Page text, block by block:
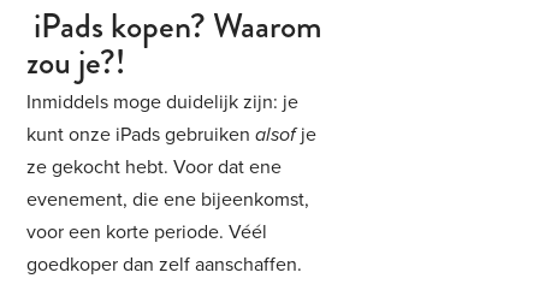
iPads kopen? Waarom
zou je?!
Inmiddels moge duidelijk zijn: je
kunt onze iPads gebruikenalsofje
ze gekocht hebt. Voor dat ene
evenement, die ene bijeenkomst,
voor een korte periode. Véél
goedkoper dan zelf aanschaffen.